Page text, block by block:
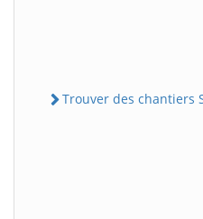
Trouver des chantiers